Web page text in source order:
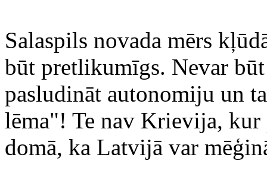
Salaspils novada mērs
būt pretlikumīgs. Nevar
pasludināt autonomiju un
lēma"! Te nav Krievija,
domā, ka Latvijā var